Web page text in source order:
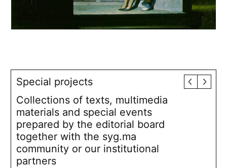
Special projects
Collections of texts, multimedia
materials and special events
prepared by the editorial board
together with the syg.ma
community or our institutional
partners